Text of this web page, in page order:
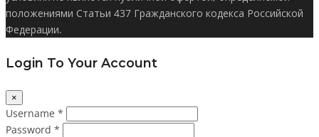
положениями Статьи 437 Гражданского кодекса Российской
Федерации.
Login To Your Account
×
Username *
Password *